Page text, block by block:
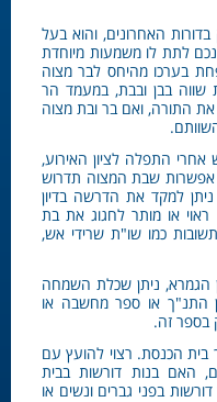
האחרונים, והוא בעל
לתת לו משמעות מיוחדת
בערכו מהיחס לבר מצוה
שווה בבן ובבת, במעמד הר
את התורה, ואם בר ובת מצוה
התפלה לציון האירוע,
אפשרות שבת המצוה תדרוש
למקד את הדרשה בדיון
ראוי או מותר לחגוג את בת
כמו שו"ת שרידי אש,
הגמרא, ניתן שכלת השמחה
התנ"ך או ספר מחשבה או
בספר זה.
בית הכנסת. רצוי להועץ עם
האם בנות דורשות בבית
בפני גברים ונשים או